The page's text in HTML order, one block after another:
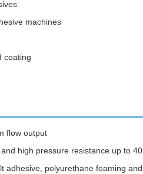
machines
coating
flow output
high pressure resistance up to
adhesive, polyurethane foaming